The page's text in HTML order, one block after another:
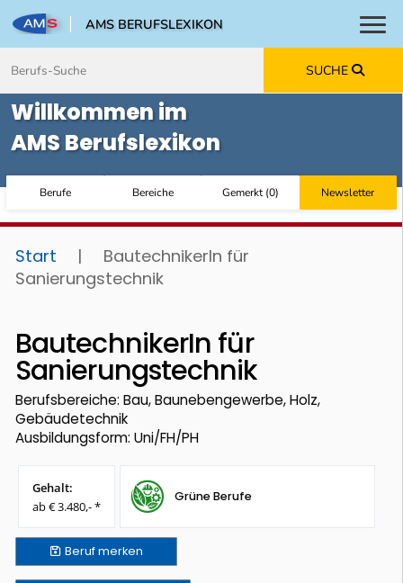
AMS BERUFSLEXIKON
SUCHE
Willkommen im
AMS Berufslexikon
Berufe Bereiche Gemerkt(0) Newsletter
Start |
BautechnikerIn für
Sanierungstechnik
BautechnikerIn für
Sanierungstechnik
Berufsbereiche: Bau, Baunebengewerbe, Holz,
Gebäudetechnik
Ausbildungsform: Uni/FH/PH
Gehalt:
ab € 3.480,- *
Grüne Berufe
Berufmerken